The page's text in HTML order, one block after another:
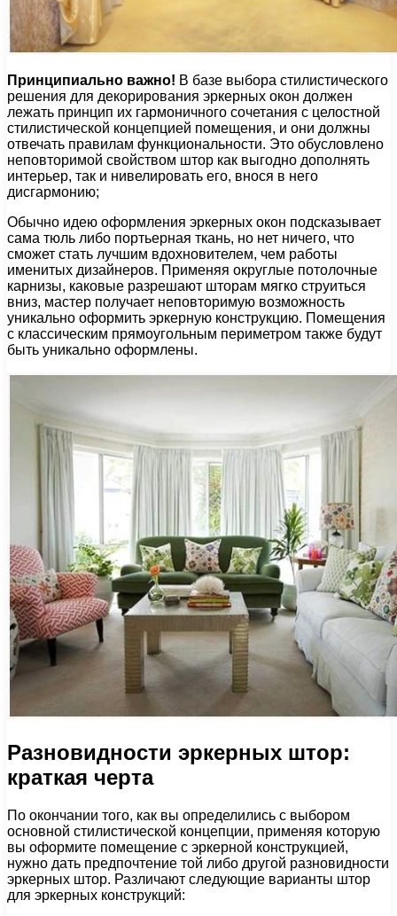
Принципиально важно! В базе выбора стилистического
решения для декорирования эркерных окон должен
лежать принцип их гармоничного сочетания с целостной
стилистической концепцией помещения, и они должны
отвечать правилам функциональности. Это обусловлено
неповторимой свойством штор как выгодно дополнять
интерьер, так и нивелировать его, внося в него
дисгармонию;
Обычно идею оформления эркерных окон подсказывает
сама тюль либо портьерная ткань, но нет ничего, что
сможет стать лучшим вдохновителем, чем работы
именитых дизайнеров. Применяя округлые потолочные
карнизы, каковые разрешают шторам мягко струиться
вниз, мастер получает неповторимую возможность
уникально оформить эркерную конструкцию. Помещения
с классическим прямоугольным периметром также будут
быть уникально оформлены.
Разновидности эркерных штор:
краткая черта
По окончании того, как вы определились с выбором
основной стилистической концепции, применяя которую
вы оформите помещение с эркерной конструкцией,
нужно дать предпочтение той либо другой разновидности
эркерных штор. Различают следующие варианты штор
для эркерных конструкций: